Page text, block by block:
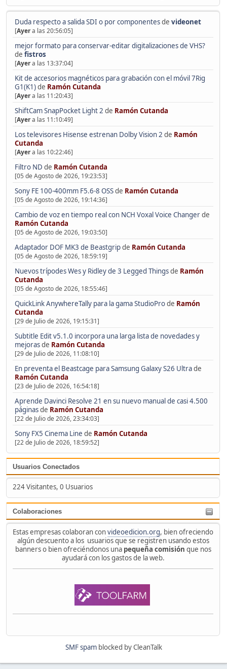
Duda respecto a salida SDI o por componentesde videonet
[Ayera las 20:56:05]
mejor formato para conservar-editar digitalizaciones de VHS?
de fistros
[Ayera las 13:37:04]
Kit de accesorios magnéticos para grabación con el móvil 7Rig
G1(K1)de Ramón Cutanda
[Ayera las 11:20:43]
ShiftCam SnapPocket Light 2 de Ramón Cutanda
[Ayera las 11:10:49]
Los televisores Hisense estrenan Dolby Vision 2 de Ramón
Cutanda
[Ayera las 10:22:46]
Filtro ND de Ramón Cutanda
[05 de Agosto de 2026, 19:23:53]
Sony FE 100-400mm F5.6-8 OSSde Ramón Cutanda
[05 de Agosto de 2026, 19:14:36]
Cambio de voz en tiempo real con NCH Voxal Voice Changerde
Ramón Cutanda
[05 de Agosto de 2026, 19:03:50]
Adaptador DOF MK3 de Beastgripde Ramón Cutanda
[05 de Agosto de 2026, 18:59:19]
Nuevos trípodes Wes y Ridley de 3 Legged Thingsde Ramón
Cutanda
[05 de Agosto de 2026, 18:55:46]
QuickLink AnywhereTally para la gama StudioProde Ramón
Cutanda
[29 de Julio de 2026, 19:15:31]
Subtitle Edit v5.1.0 incorpora una larga lista de novedades y
mejorasde Ramón Cutanda
[29 de Julio de 2026, 11:08:10]
En preventa el Beastcage para Samsung Galaxy S26 Ultrade
Ramón Cutanda
[23 de Julio de 2026, 16:54:18]
Aprende Davinci Resolve 21 en su nuevo manual de casi 4.500
páginasde Ramón Cutanda
[22 de Julio de 2026, 23:34:03]
Sony FX5 Cinema Line de Ramón Cutanda
[22 de Julio de 2026, 18:59:52]
Usuarios Conectados
224 Visitantes, 0 Usuarios
Colaboraciones
Estas empresas colaboran convideoedicion.org, bien ofreciendo
algún descuento a los usuarios que se registren usando estos
banners o bien ofreciéndonos una pequeña comisión que nos
ayudará con los gastos de la web.
SMF spamblocked by CleanTalk